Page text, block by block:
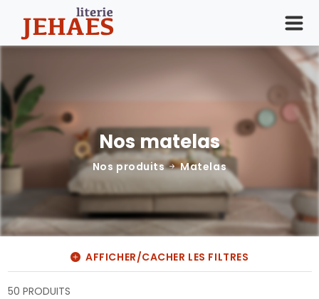
Nos matelas
Nos produits Matelas
AFFICHER/CACHER LES FILTRES
50 PRODUITS